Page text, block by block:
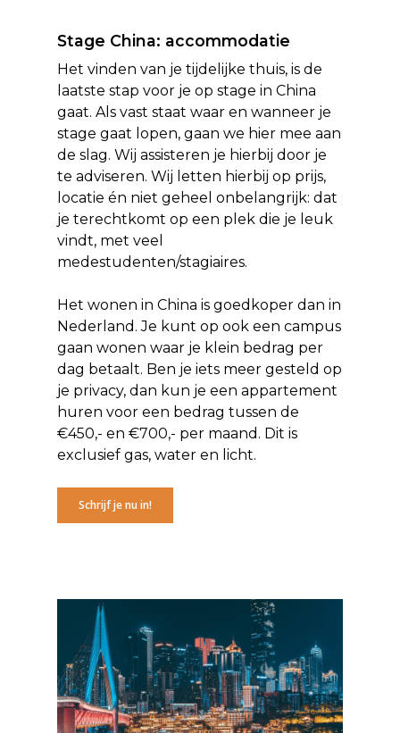
Stage China: accommodatie
Het vinden van je tijdelijke thuis, is de
laatste stap voor je op stage in China
gaat. Als vast staat waar en wanneer je
stage gaat lopen, gaan we hier mee aan
de slag. Wij assisteren je hierbij door je
te adviseren. Wij letten hierbij op prijs,
locatie én niet geheel onbelangrijk: dat
je terechtkomt op een plek die je leuk
vindt, met veel
medestudenten/stagiaires.
Het wonen in China is goedkoper dan in
Nederland. Je kunt op ook een campus
gaan wonen waar je klein bedrag per
dag betaalt. Ben je iets meer gesteld op
je privacy, dan kun je een appartement
huren voor een bedrag tussen de
€450,- en €700,- per maand. Dit is
exclusief gas, water en licht.
Schrijf je nu in!